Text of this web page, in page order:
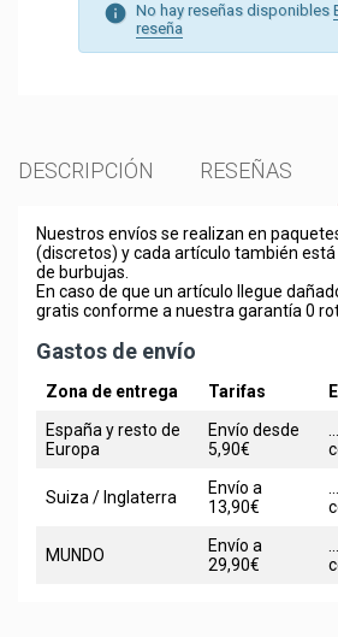
No hay reseñas disponibles
reseña
DESCRIPCIÓN RESEÑAS
Nuestros envíos se realizan en
(discretos) y cada artículo también está
de burbujas.
En caso de que un artículo llegue
gratis conforme a nuestra garantía 0
Gastos de envío
Zona de entrega Tarifas
España y resto de
Europa
Envío desde
5,90€
Suiza / Inglaterra
Envío a
13,90€
MUNDO
Envío a
29,90€